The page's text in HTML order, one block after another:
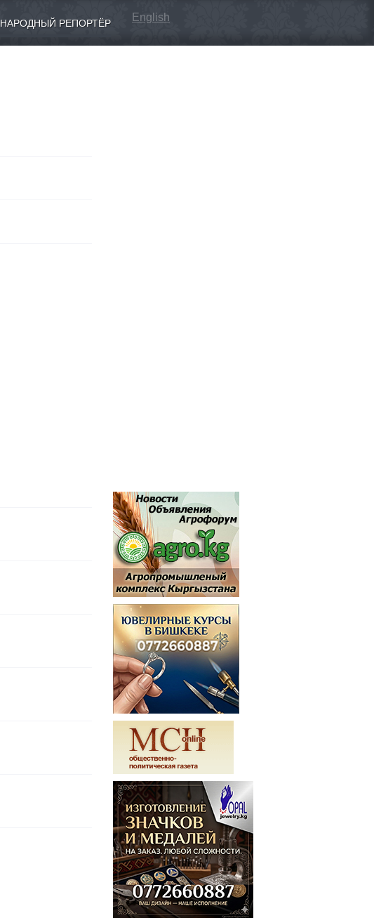
НАРОДНЫЙ РЕПОРТЁР English